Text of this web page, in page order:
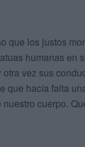
que los justos
humanas en
vez sus
que hacía falta
cuerpo.